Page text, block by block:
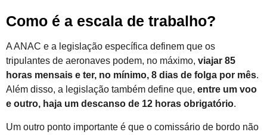
Como é a escala de trabalho?
A ANAC e a legislação específica definem que os
tripulantes de aeronaves podem, no máximo, viajar 85
horas mensais e ter, no mínimo, 8 dias de folga por mês.
Além disso, a legislação também define que, entre um voo
e outro, haja um descanso de 12 horas obrigatório.
Um outro ponto importante é que o comissário de bordo não